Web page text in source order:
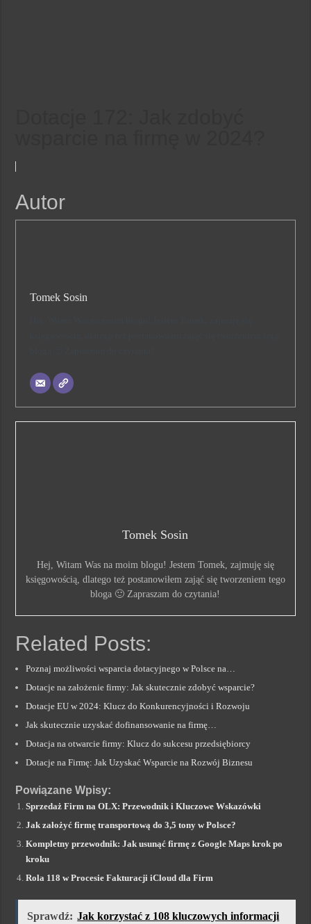
Autor
Tomek Sosin
Tomek Sosin
Hej, Witam Was na moim blogu! Jestem Tomek, zajmuję się
księgowością, dlatego też postanowiłem zająć się tworzeniem tego
bloga 🙂 Zapraszam do czytania!
Related Posts:
Poznaj możliwości wsparcia dotacyjnego w Polsce na…
Dotacje na założenie firmy: Jak skutecznie zdobyć wsparcie?
Dotacje EU w 2024: Klucz do Konkurencyjności i Rozwoju
Jak skutecznie uzyskać dofinansowanie na firmę…
Dotacja na otwarcie firmy: Klucz do sukcesu przedsiębiorcy
Dotacje na Firmę: Jak Uzyskać Wsparcie na Rozwój Biznesu
Powiązane Wpisy:
Sprzedaż Firm na OLX: Przewodnik i Kluczowe Wskazówki
Jak założyć firmę transportową do 3,5 tony w Polsce?
Kompletny przewodnik: Jak usunąć firmę z Google Maps krok po
kroku
Rola 118 w Procesie Fakturacji iCloud dla Firm
Sprawdź: Jak korzystać z 108 kluczowych informacji